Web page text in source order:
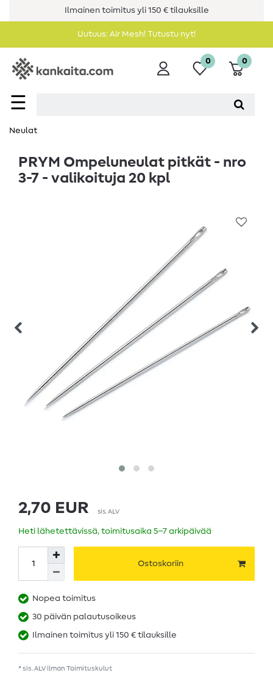
Ilmainen toimitus yli 150 € tilauksille
Uutuus: Air Mesh! Tutustu nyt!
☰
0 0
Neulat
PRYM Ompeluneulat pitkät - nro
3-7 - valikoituja 20 kpl
2,70 EUR sis. ALV
Heti lähetettävissä, toimitusaika 5–7 arkipäivää
Ostoskoriin
Nopea toimitus
30 päivän palautusoikeus
Ilmainen toimitus yli 150 € tilauksille
* sis. ALV ilman Toimituskulut